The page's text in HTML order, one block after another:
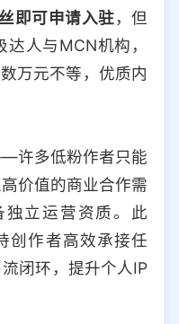
即可申请入驻，但
人与MCN机构，
万元不等，优质内
许多低粉作者只能
价值的商业合作需
独立运营资质。此
创作者高效承接任
闭环，提升个人IP